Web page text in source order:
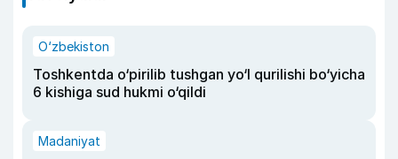
O‘zbekiston
Toshkentda o‘pirilib tushgan yo‘l qurilishi bo‘yicha
6 kishiga sud hukmi o‘qildi
Madaniyat